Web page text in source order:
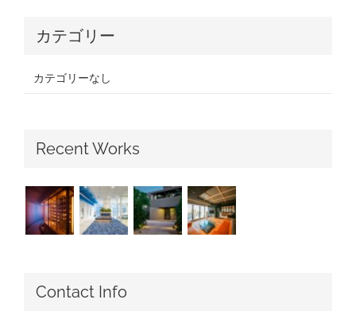
カテゴリー
カテゴリーなし
Recent Works
Contact Info